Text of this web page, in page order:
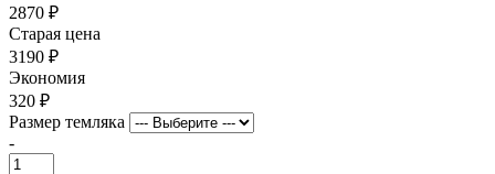
2870 ₽
Старая цена
3190 ₽
Экономия
320 ₽
Размер темляка
-